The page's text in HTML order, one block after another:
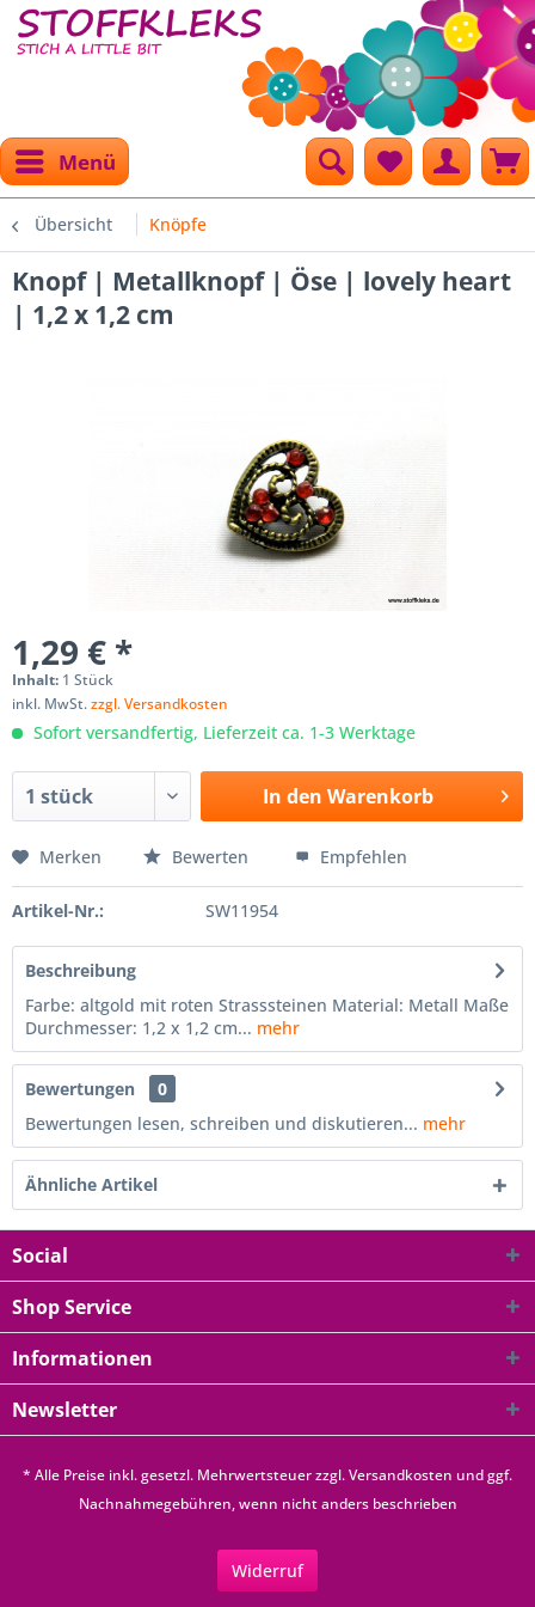
Menü
Übersicht Knöpfe
Knopf | Metallknopf | Öse | lovely heart
| 1,2 x 1,2 cm
1,29 € *
Inhalt: 1 Stück
inkl. MwSt.zzgl. Versandkosten
Sofort versandfertig, Lieferzeit ca. 1-3 Werktage
In den Warenkorb
Merken Bewerten Empfehlen
Artikel-Nr.: SW11954
Beschreibung
Farbe: altgold mit roten Strasssteinen Material: Metall Maße
Durchmesser: 1,2 x 1,2 cm... mehr
Bewertungen
0
Bewertungen lesen, schreiben und diskutieren... mehr
Ähnliche Artikel
Social
Shop Service
Informationen
Newsletter
* Alle Preise inkl. gesetzl. Mehrwertsteuer zzgl.Versandkosten und ggf.
Nachnahmegebühren, wenn nicht anders beschrieben
Widerruf